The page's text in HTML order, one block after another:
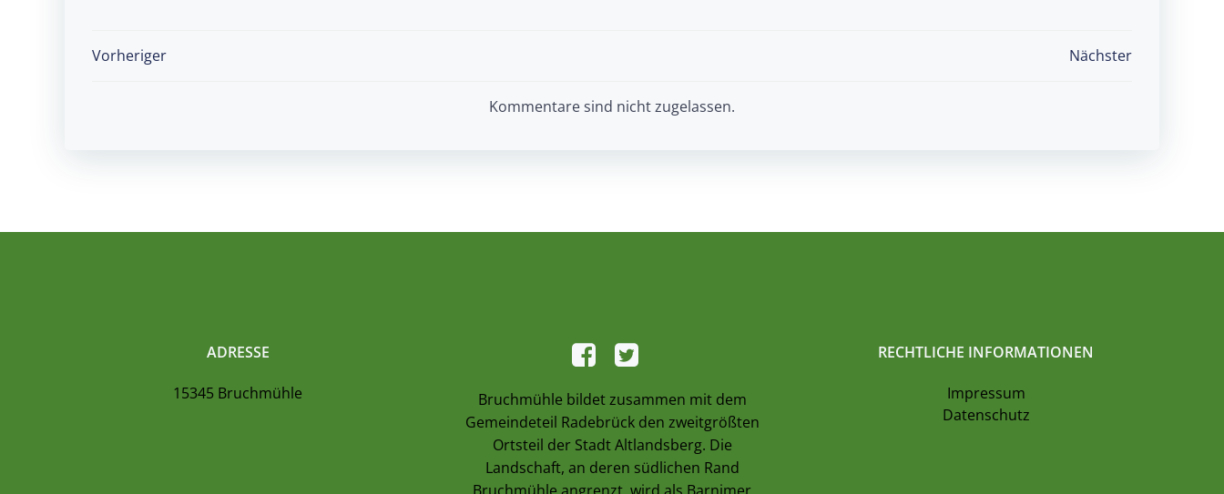
Post
Vorheriger
navigation
Nächster
Kommentare sind nicht zugelassen.
ADRESSE
15345 Bruchmühle
Bruchmühle bildet zusammen mit dem
Gemeindeteil Radebrück den zweitgrößten
Ortsteil der Stadt Altlandsberg. Die
Landschaft, an deren südlichen Rand
RECHTLICHE INFORMATIONEN
Impressum
Datenschutz